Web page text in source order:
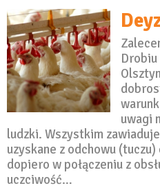
uwagi
ludzki. Wszystkim
uzyskane z odchowu
dopiero w połączeniu z
uczciwość…